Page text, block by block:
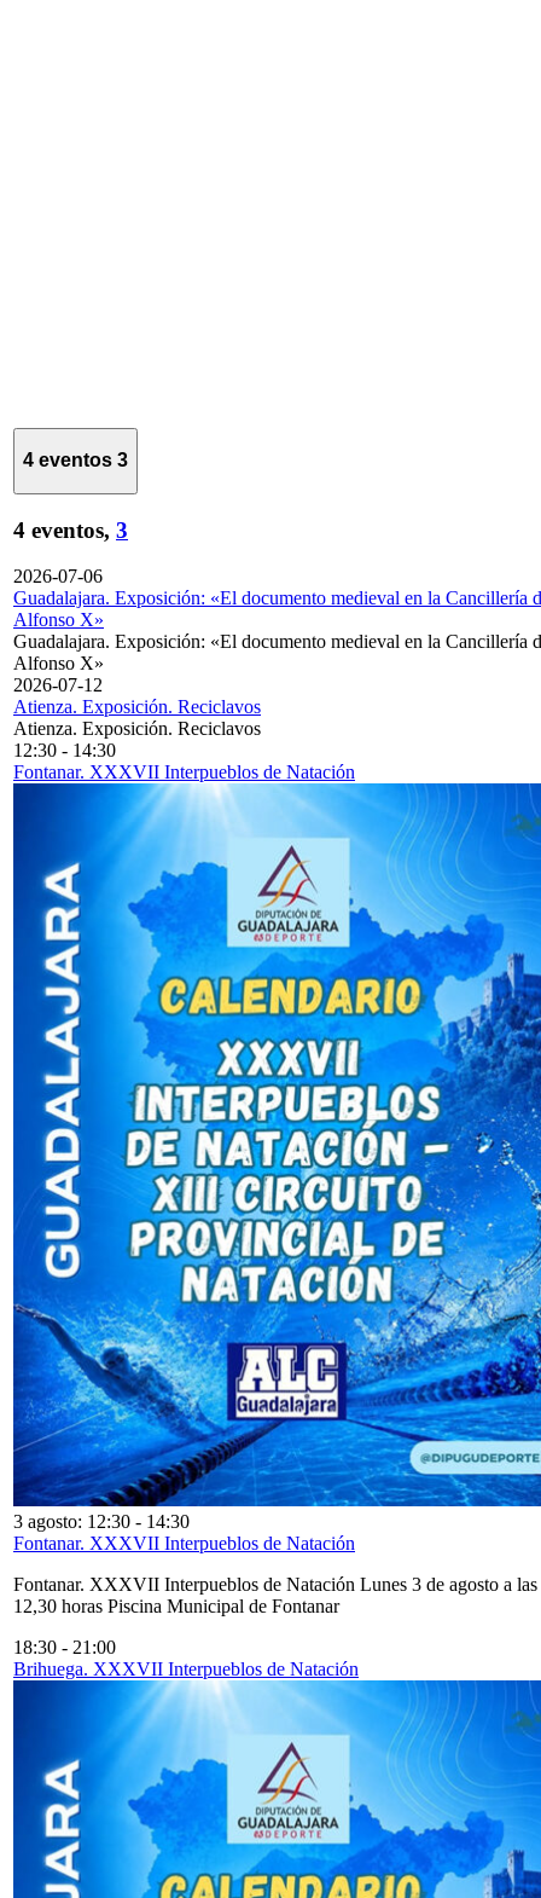
4 eventos 3
4 eventos, 3
2026-07-06
Guadalajara. Exposición: «El documento medieval en la Cancillería
Alfonso X»
Guadalajara. Exposición: «El documento medieval en la Cancillería
Alfonso X»
2026-07-12
Atienza. Exposición. Reciclavos
Atienza. Exposición. Reciclavos
12:30 - 14:30
Fontanar. XXXVII Interpueblos de Natación
3 agosto: 12:30 - 14:30
Fontanar. XXXVII Interpueblos de Natación
Fontanar. XXXVII Interpueblos de Natación Lunes 3 de agosto a las
12,30 horas Piscina Municipal de Fontanar
18:30 - 21:00
Brihuega. XXXVII Interpueblos de Natación